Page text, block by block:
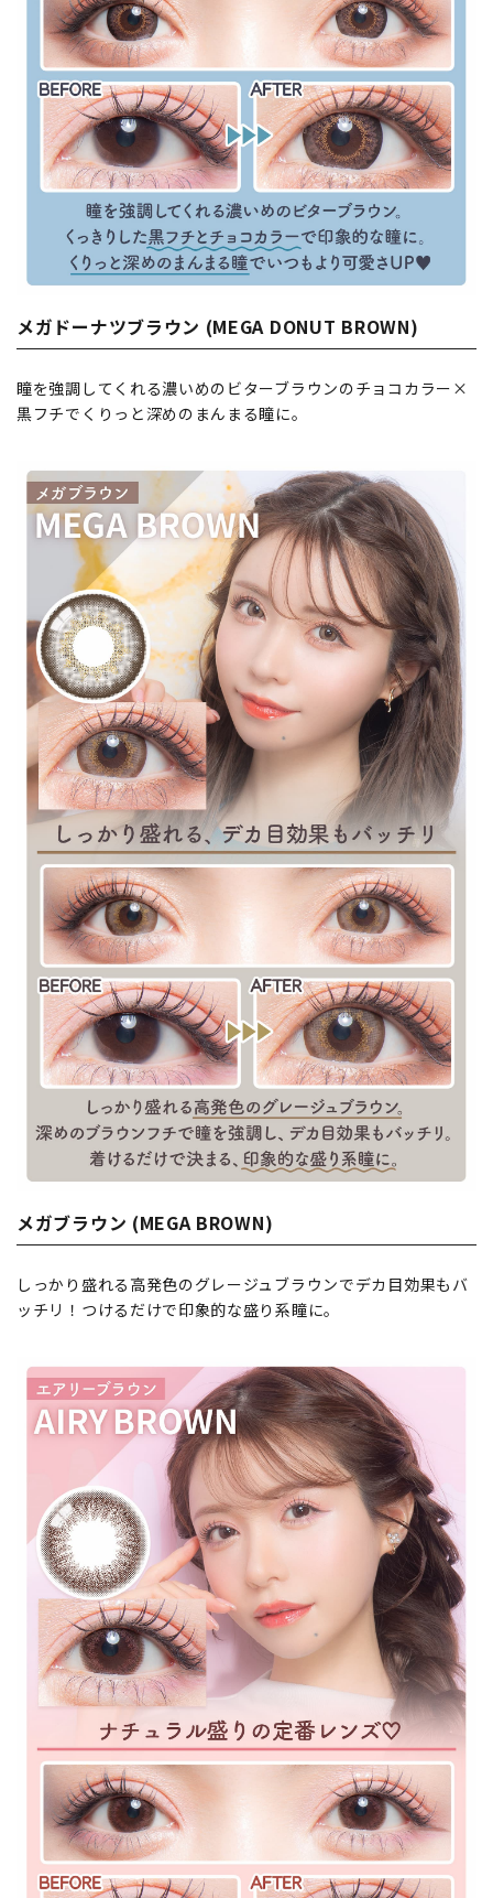
メガドーナツブラウン (MEGA DONUT BROWN)
瞳を強調してくれる濃いめのビターブラウンのチョコカラー×
黒フチでくりっと深めのまんまる瞳に。
メガブラウン (MEGA BROWN)
しっかり盛れる高発色のグレージュブラウンでデカ目効果もバ
ッチリ！つけるだけで印象的な盛り系瞳に。